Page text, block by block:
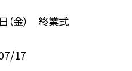
（金） 終業式
17